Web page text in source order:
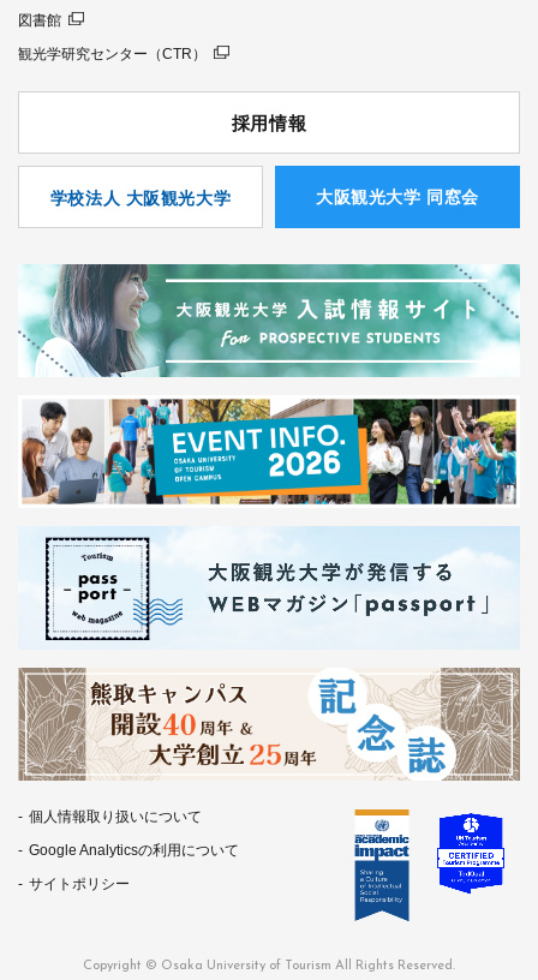
図書館
観光学研究センター（CTR）
採用情報
学校法人 大阪観光大学 ⼤阪観光⼤学 同窓会
個人情報取り扱いについて
Google Analyticsの利用について
サイトポリシー
Copyright © Osaka University of Tourism All Rights Reserved.